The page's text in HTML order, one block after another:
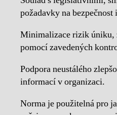
požadavky na
Minimalizace rizik úniku,
pomocí zavedených
Podpora neustálého
informací v organizaci.
Norma je použitelná pro